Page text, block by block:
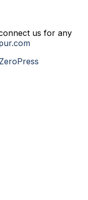
us for any